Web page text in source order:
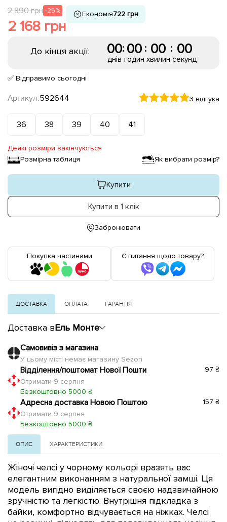
2 890 грн -25%
2 168 грн
Економія722 грн
До кінця акції: 00
днів
: 00
годин
: 00
хвилин
: 00
секунд
✅ Відправимо сьогодні
Артикул:592644 3 відгука
36 38 39 40 41
Деякі розміри закінчуються
Розмірна таблиця
Як вибрати розмір?
Купити
Купити в 1 клік
Забронювати
Покупка частинами Є питання щодо товару?
ДОСТАВКА ОПЛАТА ГАРАНТІЯ
Доставка вЕль Монте
Самовивіз з магазина
У цьому місті немає магазину Sezon
Відділення/поштомат Нової Пошти
Отримати 9 серпня
Безкоштовно 5000 ₴
97 ₴
Адресна доставка Новою Поштою
Отримати 9 серпня
Безкоштовно 5000 ₴
157 ₴
ОПИС ХАРАКТЕРИСТИКИ
Жіночі челсі у чорному кольорі вразять вас
елегантним виконанням з натуральної замші. Ця
модель вигідно виділяється своєю надзвичайною
зручністю та легкістю. Внутрішня підкладка з
байки, комфортно відчувається на ніжках. Челсі